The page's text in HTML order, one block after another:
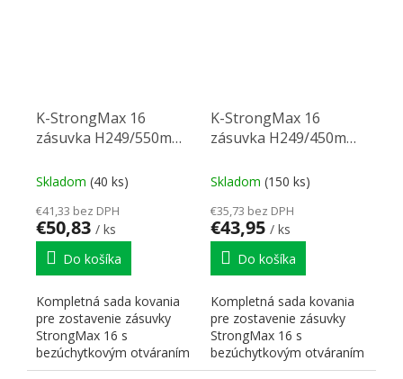
K-StrongMax 16
zásuvka H249/550mm
Skladom (40 ks)
€41,33 bez DPH
€50,83 / ks
Do košíka
Kompletná sada kovania
pre zostavenie zásuvky
StrongMax 16 s
bezúchytkovým otváraním
"PUSH". Nutné doplniť
K-StrongMax 16
zásuvka H249/450mm
Skladom (150 ks)
€35,73 bez DPH
€43,95 / ks
Do košíka
Kompletná sada kovania
pre zostavenie zásuvky
StrongMax 16 s
bezúchytkovým otváraním
"PUSH". Nutné doplniť